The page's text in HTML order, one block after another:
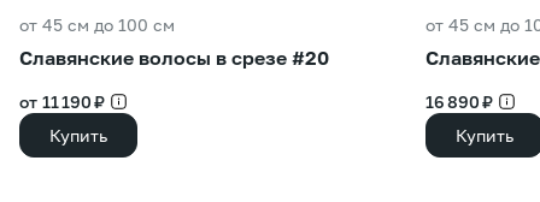
от 45 см до 100 см
Славянские волосы в срезе #20
от 11 190 ₽
Купить
от 45 см до
16 890 ₽
Купить